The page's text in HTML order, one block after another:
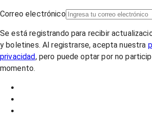
Correo electrónico
Se está registrando para recibir
y boletines. Al registrarse, acepta nuestra
privacidad, pero puede optar por no
momento.